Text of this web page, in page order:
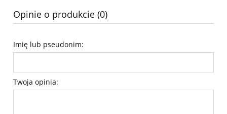
Opinie o produkcie (0)
Imię lub pseudonim:
Twoja opinia: